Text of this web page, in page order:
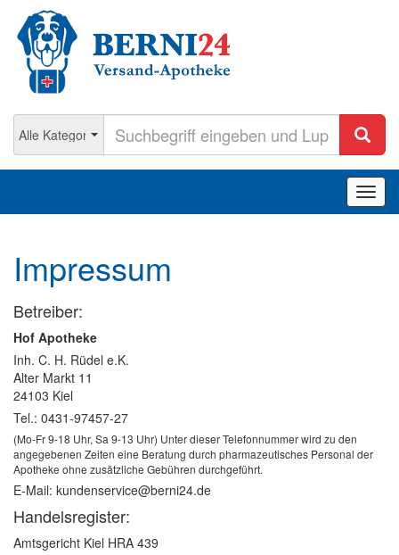
ein-/
Impressum
Betreiber:
Hof Apotheke
Inh. C. H. Rüdel e.K.
Alter Markt 11
24103 Kiel
Tel.: 0431-97457-27
(Mo-Fr 9-18 Uhr, Sa 9-13 Uhr) Unter dieser Telefonnummer wird zu den
angegebenen Zeiten eine Beratung durch pharmazeutisches Personal der
Apotheke ohne zusätzliche Gebühren durchgeführt.
E-Mail: kundenservice@berni24.de
Handelsregister:
Amtsgericht Kiel HRA 439